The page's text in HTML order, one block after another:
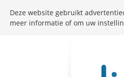
Deze website gebruikt
meer informatie of om uw